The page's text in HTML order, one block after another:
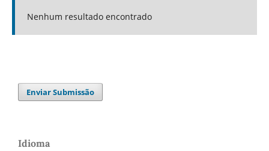
Nenhum resultado encontrado
Enviar Submissão
Idioma